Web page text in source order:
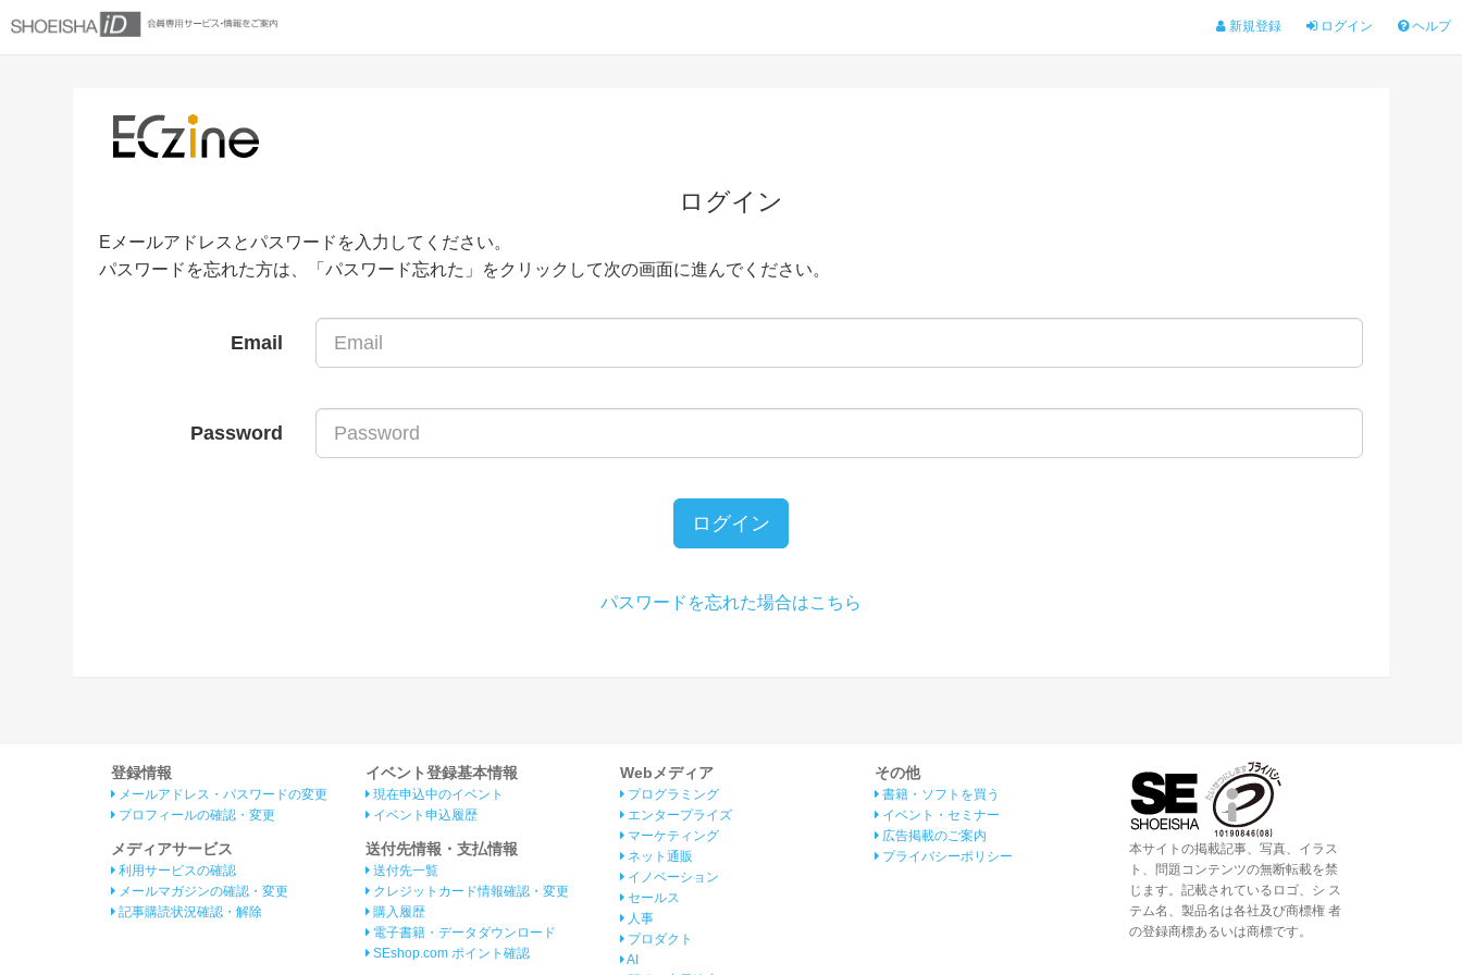
新規登録 ログイン ヘルプ
ログイン
Eメールアドレスとパスワードを入力してください。
パスワードを忘れた方は、「パスワード忘れた」をクリックして次の画面に進んでください。
Email
Password
ログイン
パスワードを忘れた場合はこちら
登録情報
メールアドレス・パスワードの変更
プロフィールの確認・変更
メディアサービス
利用サービスの確認
メールマガジンの確認・変更
記事購読状況確認・解除
イベント登録基本情報
現在申込中のイベント
イベント申込履歴
送付先情報・支払情報
送付先一覧
クレジットカード情報確認・変更
購入履歴
電子書籍・データダウンロード
SEshop.com ポイント確認
Webメディア
プログラミング
エンタープライズ
マーケティング
ネット通販
イノベーション
セールス
人事
プロダクト
AI
その他
書籍・ソフトを買う
イベント・セミナー
広告掲載のご案内
プライバシーポリシー
本サイトの掲載記事、写真、イラス
ト、問題コンテンツの無断転載を禁
じます。記載されているロゴ、シ ス
テム名、製品名は各社及び商標権 者
の登録商標あるいは商標です。